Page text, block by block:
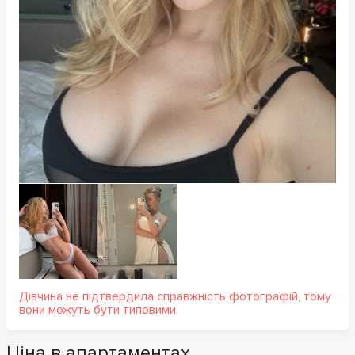
Дівчина не підтвердила справжність фотографій, тому
вони можуть бути типовими.